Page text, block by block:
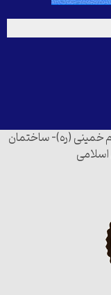
خمینی (ره)- ساختمان